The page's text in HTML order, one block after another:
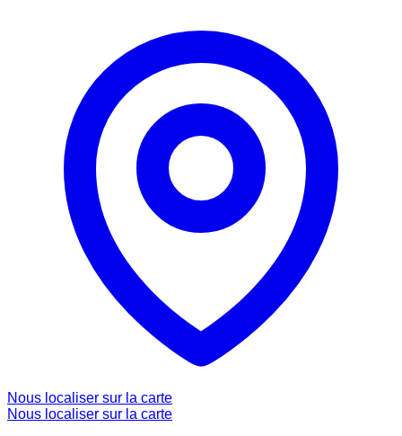
Nous localiser sur la carte
Nous localiser sur la carte